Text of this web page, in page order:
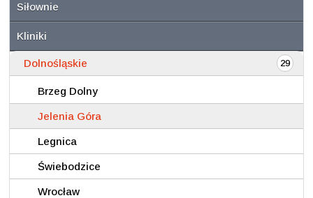
Siłownie
Kliniki
Dolnośląskie 29
Brzeg Dolny
Jelenia Góra
Legnica
Świebodzice
Wrocław